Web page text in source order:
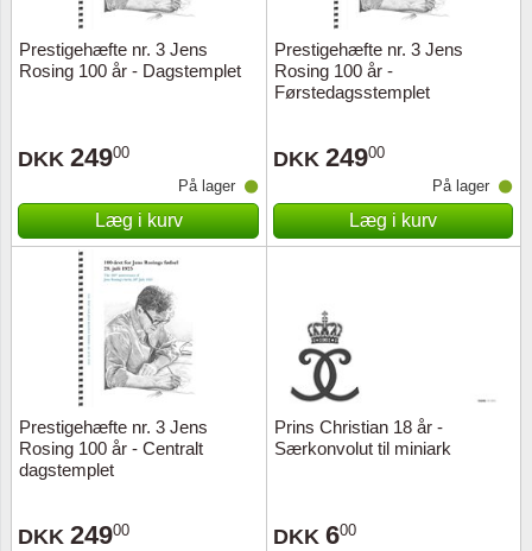
Prestigehæfte nr. 3 Jens
Rosing 100 år - Dagstemplet
DKK 24900
På lager
Læg i kurv
Prestigehæfte nr. 3 Jens
Rosing 100 år -
Førstedagsstemplet
DKK 24900
På lager
Læg i kurv
Prestigehæfte nr. 3 Jens
Rosing 100 år - Centralt
dagstemplet
DKK 24900
Prins Christian 18 år -
Særkonvolut til miniark
DKK 600